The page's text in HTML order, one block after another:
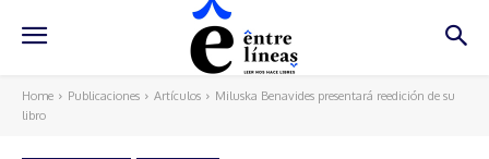
Home Publicaciones Artículos
Miluska Benavides presentará reedición de su
libro